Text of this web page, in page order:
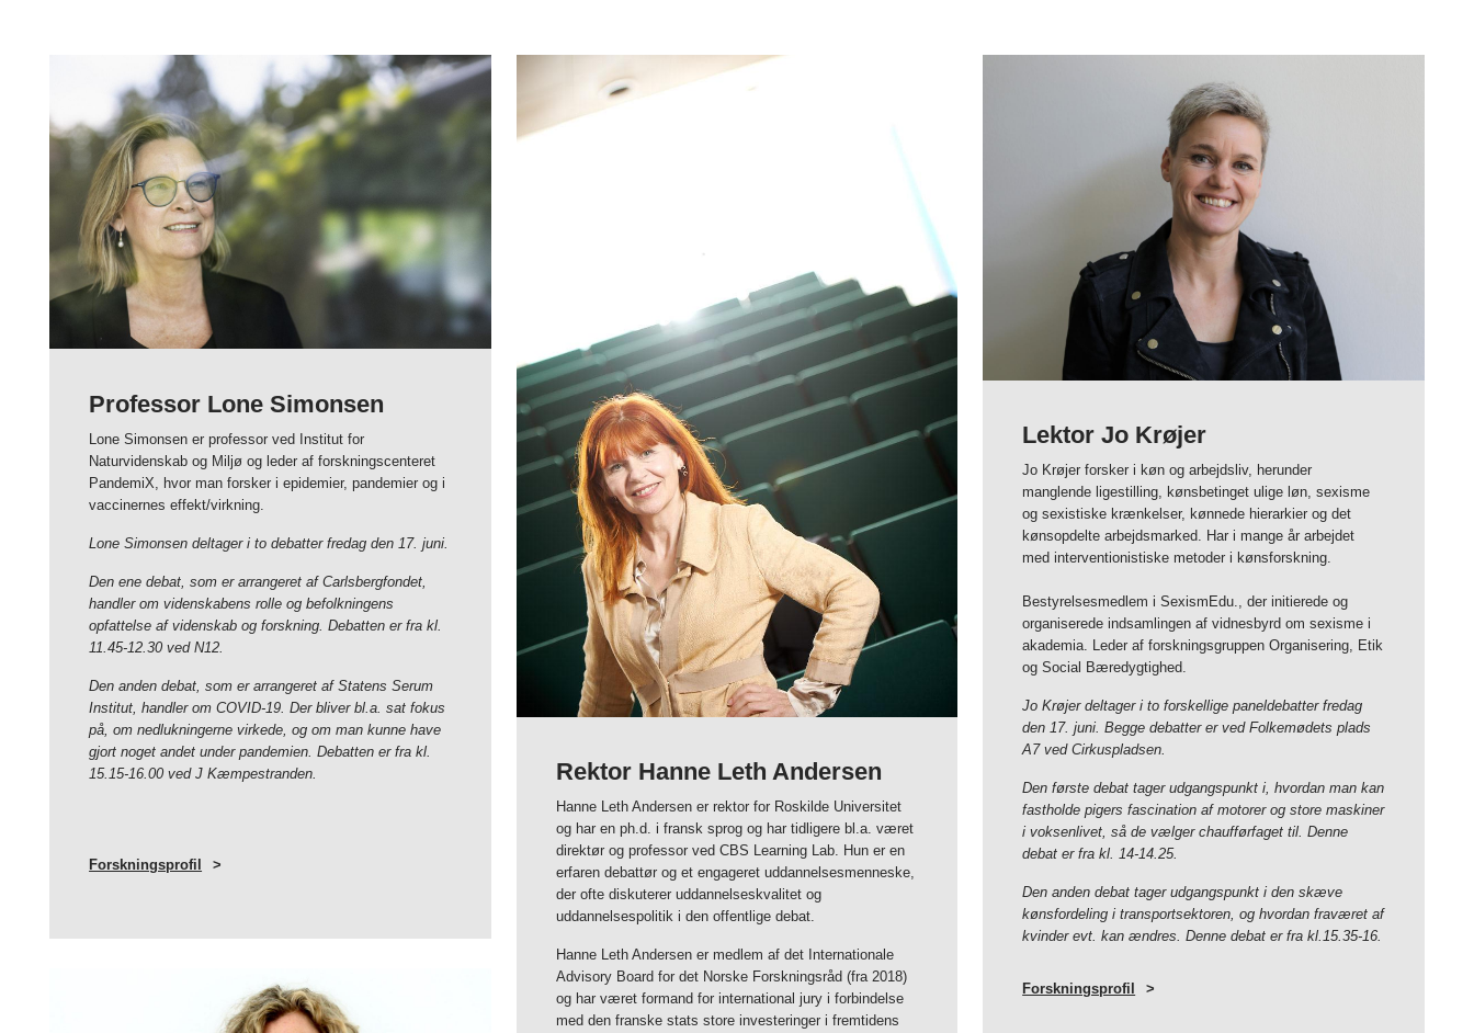
Professor Lone Simonsen
Lone Simonsen er professor ved Institut for
Naturvidenskab og Miljø og leder af forskningscenteret
PandemiX, hvor man forsker i epidemier, pandemier og i
vaccinernes effekt/virkning.
Lone Simonsen deltager i to debatter fredag den 17. juni.
Den ene debat, som er arrangeret af Carlsbergfondet,
handler om videnskabens rolle og befolkningens
opfattelse af videnskab og forskning. Debatten er fra kl.
11.45-12.30 ved N12.
Den anden debat, som er arrangeret af Statens Serum
Institut, handler om COVID-19. Der bliver bl.a. sat fokus
på, om nedlukningerne virkede, og om man kunne have
gjort noget andet under pandemien. Debatten er fra kl.
15.15-16.00 ved J Kæmpestranden.
Forskningsprofil
Rektor Hanne Leth Andersen
Hanne Leth Andersen er rektor for Roskilde Universitet
og har en ph.d. i fransk sprog og har tidligere bl.a. været
direktør og professor ved CBS Learning Lab. Hun er en
erfaren debattør og et engageret uddannelsesmenneske,
der ofte diskuterer uddannelseskvalitet og
uddannelsespolitik i den offentlige debat.
Hanne Leth Andersen er medlem af det Internationale
Advisory Board for det Norske Forskningsråd (fra 2018)
og har været formand for international jury i forbindelse
med den franske stats store investeringer i fremtidens
Lektor Jo Krøjer
Jo Krøjer forsker i køn og arbejdsliv, herunder
manglende ligestilling, kønsbetinget ulige løn, sexisme
og sexistiske krænkelser, kønnede hierarkier og det
kønsopdelte arbejdsmarked. Har i mange år arbejdet
med interventionistiske metoder i kønsforskning.
Bestyrelsesmedlem i SexismEdu., der initierede og
organiserede indsamlingen af vidnesbyrd om sexisme i
akademia. Leder af forskningsgruppen Organisering, Etik
og Social Bæredygtighed.
Jo Krøjer deltager i to forskellige paneldebatter fredag
den 17. juni. Begge debatter er ved Folkemødets plads
A7 ved Cirkuspladsen.
Den første debat tager udgangspunkt i, hvordan man kan
fastholde pigers fascination af motorer og store maskiner
i voksenlivet, så de vælger chaufførfaget til. Denne
debat er fra kl. 14-14.25.
Den anden debat tager udgangspunkt i den skæve
kønsfordeling i transportsektoren, og hvordan fraværet af
kvinder evt. kan ændres. Denne debat er fra kl.15.35-16.
Forskningsprofil